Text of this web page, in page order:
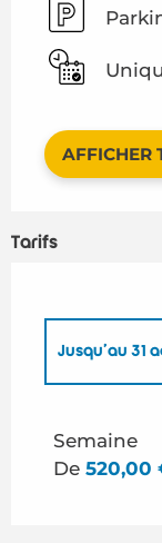
AFFICHER
Tarifs
Jusqu'au 31
Du 1
Semaine
De 520,00